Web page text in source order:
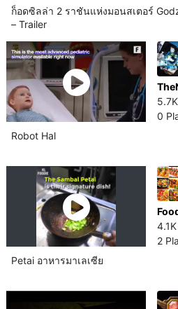
ก็อดซิลล่า 2 ราชันแห่งมอนสเตอร์
– Trailer
0
Robot Hal
2
Petai อาหารมาเลเซีย​